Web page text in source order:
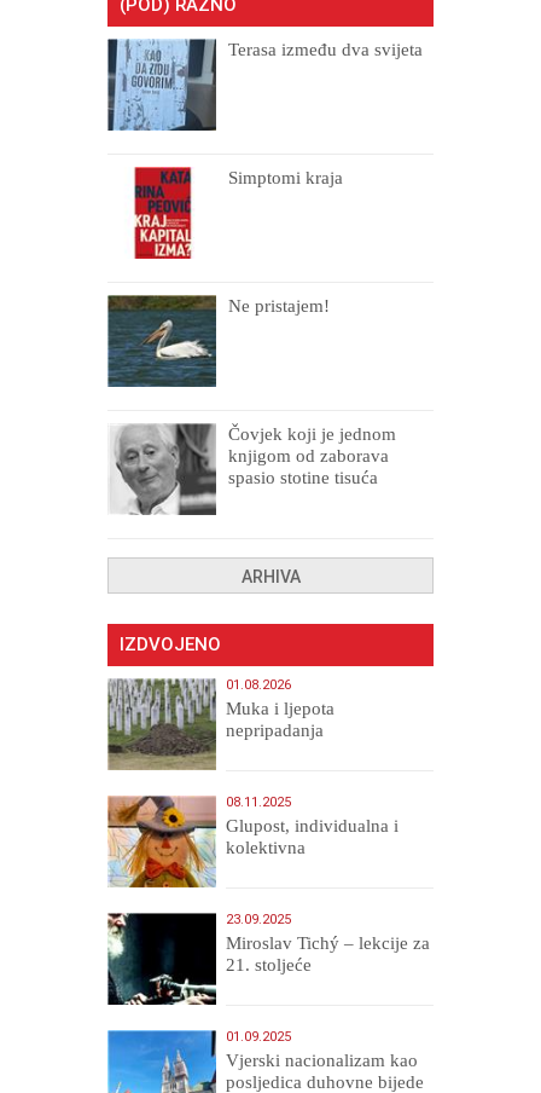
(POD) RAZNO
Terasa između dva svijeta
Simptomi kraja
Ne pristajem!
Čovjek koji je jednom
knjigom od zaborava
spasio stotine tisuća
ARHIVA
IZDVOJENO
01.08.2026
Muka i ljepota
nepripadanja
08.11.2025
Glupost, individualna i
kolektivna
23.09.2025
Miroslav Tichý – lekcije za
21. stoljeće
01.09.2025
​Vjerski nacionalizam kao
posljedica duhovne bijede